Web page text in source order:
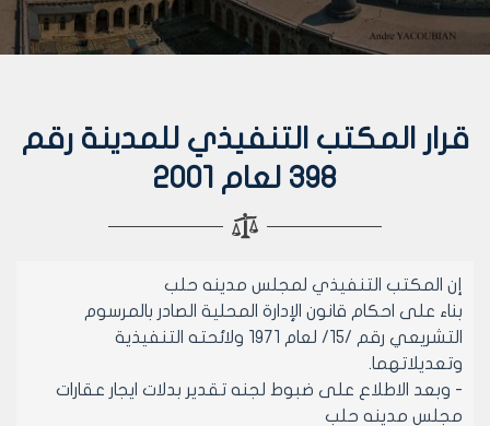
قرار المكتب التنفيذي للمدينة رقم
398 لعام 2001
إن المكتب التنفيذي لمجلس مدينه حلب
بناء على احكام قانون الإدارة المحلية الصادر بالمرسوم
التشريعي رقم /15/ لعام 1971 ولائحته التنفيذية
وتعديلاتهما.
- وبعد الاطلاع على ضبوط لجنه تقدير بدلات ايجار عقارات
مجلس مدينه حلب